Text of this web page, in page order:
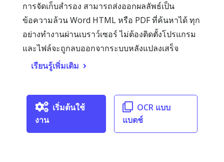
การจัดเก็บสำรอง สามารถส่งออกผลลัพธ์เป็น
ข้อความล้วน Word HTML หรือ PDF ที่ค้นหาได้ ทุก
อย่างทำงานผ่านเบราว์เซอร์ ไม่ต้องติดตั้งโปรแกรม
และไฟล์จะถูกลบออกจากระบบหลังแปลงเสร็จ
เรียนรู้เพิ่มเติม
เริ่มต้นใช้
งาน
OCR แบบ
แบตช์